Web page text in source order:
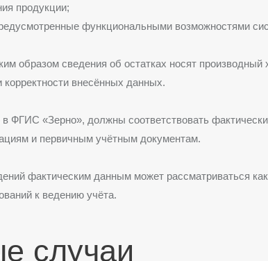
продукции;
функциональными возможностями
образом сведения об остатках носят производный
корректности внесённых данных.
в ФГИС «Зерно», должны соответствовать
и первичным учётным документам.
фактическим данным может рассматриваться
к ведению учёта.
случаи